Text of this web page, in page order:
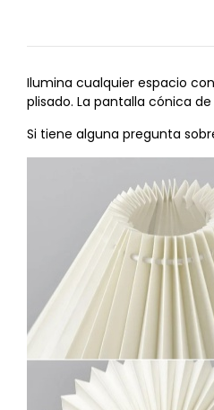
Ilumina cualquier espacio
plisado. La pantalla cónica
Si tiene alguna pregunta